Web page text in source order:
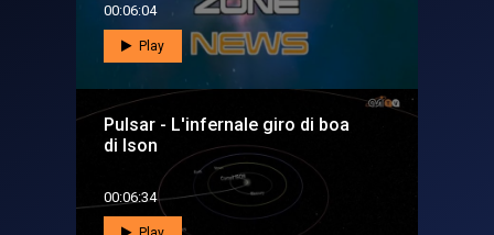
00:06:04
Play
Pulsar - L'infernale giro di boa
di Ison
00:06:34